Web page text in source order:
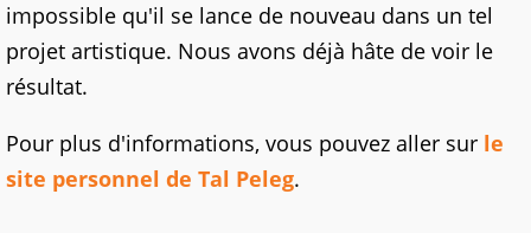
impossible qu'il se lance de nouveau dans un tel
projet artistique. Nous avons déjà hâte de voir le
résultat.
Pour plus d'informations, vous pouvez aller sur le
site personnel de Tal Peleg.